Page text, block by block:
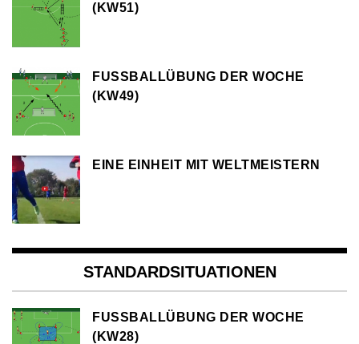
KW51)
FUSSBALLÜBUNG DER WOCHE (
KW49)
EINE EINHEIT MIT WELTMEISTERN
STANDARDSITUATIONEN
FUSSBALLÜBUNG DER WOCHE (
KW28)